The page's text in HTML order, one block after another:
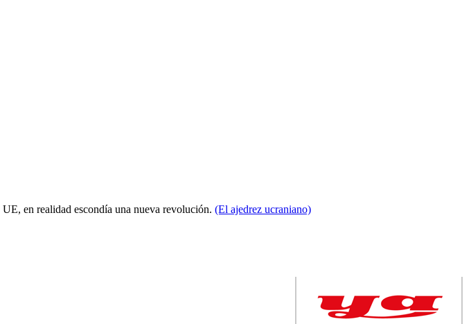
en realidad escondía una nueva revolución. (El ajedrez ucraniano)